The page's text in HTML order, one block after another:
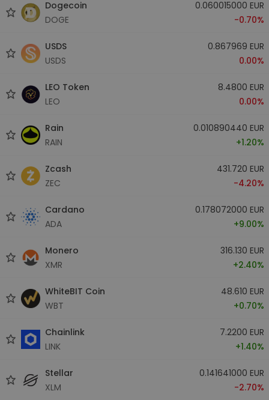
Dogecoin
DOGE
0.060015000 EUR
-0.70%
USDS
USDS
0.867969 EUR
0.00%
LEO Token
LEO
8.4800 EUR
0.00%
Rain
RAIN
0.010890440 EUR
+1.20%
Zcash
ZEC
431.720 EUR
-4.20%
Cardano
ADA
0.178072000 EUR
+9.00%
Monero
XMR
316.130 EUR
+2.40%
WhiteBIT Coin
WBT
48.610 EUR
+0.70%
Chainlink
LINK
7.2200 EUR
+1.40%
Stellar
XLM
0.141641000 EUR
-2.70%